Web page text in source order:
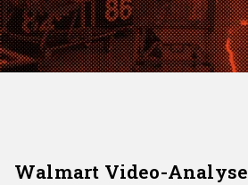
Walmart Video-Analyse